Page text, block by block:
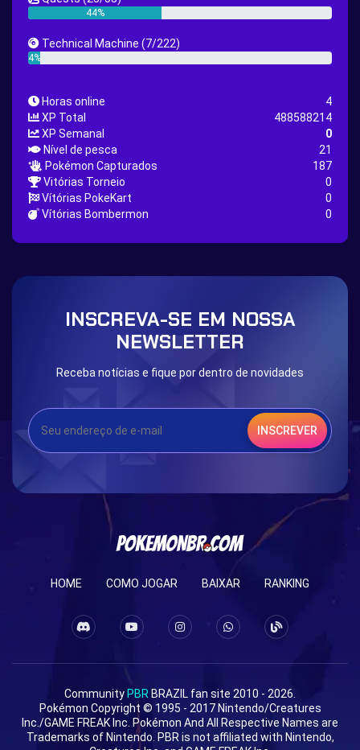
New Continent Quest pt.1 New Continent Quest pt.2
Nature Backpack Quest
Lucario Quest
Snowboard Outfit Quest
Boost Stone
Primeiros 251 Pokemons na Pokedex
Eternal Dark Quest Door 999
44%
Technical Machine (7/222)
4%
Horas online
4
XP Total
488588214
XP Semanal
0
Nível de pesca
21
Pokémon Capturados
187
Vitórias Torneio
0
Vítórias PokeKart
0
Vítórias Bombermon
0
INSCREVA-SE EM NOSSA
NEWSLETTER
Receba notícias e fique por dentro de novidades
INSCREVER
HOME COMO JOGAR BAIXAR RANKING
Community PBR BRAZIL fan site 2010 - 2026.
Pokémon Copyright © 1995 - 2017 Nintendo/Creatures
Inc./GAME FREAK Inc. Pokémon And All Respective Names are
Trademarks of Nintendo. PBR is not affiliated with Nintendo,